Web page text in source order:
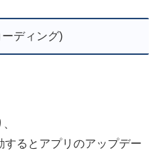
ディング)
るとアプリのアップデー